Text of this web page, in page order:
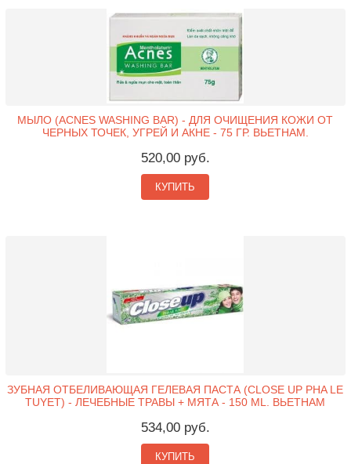
МЫЛО (ACNES WASHING BAR) - ДЛЯ ОЧИЩЕНИЯ КОЖИ ОТ
ЧЕРНЫХ ТОЧЕК, УГРЕЙ И АКНЕ - 75 ГР. ВЬЕТНАМ.
520,00 руб.
КУПИТЬ
ЗУБНАЯ ОТБЕЛИВАЮЩАЯ ГЕЛЕВАЯ ПАСТА (CLOSE UP PHA LE
TUYET) - ЛЕЧЕБНЫЕ ТРАВЫ + МЯТА - 150 ML. ВЬЕТНАМ
534,00 руб.
КУПИТЬ